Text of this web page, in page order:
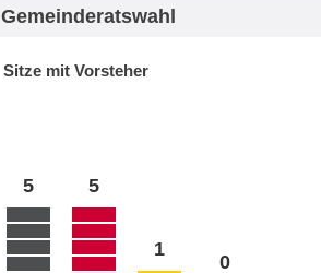
Gemeinderatswahl
Sitze mit Vorsteher
5 5
1
0